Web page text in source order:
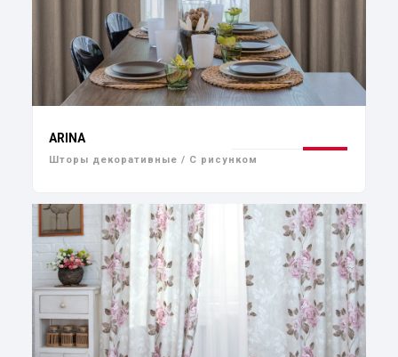
ARINA
Шторы декоративные / С рисунком